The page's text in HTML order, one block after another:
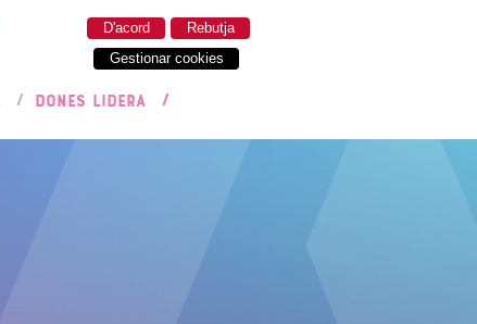
Rebutja
D'acord
Gestionar cookies
DONES LIDERA